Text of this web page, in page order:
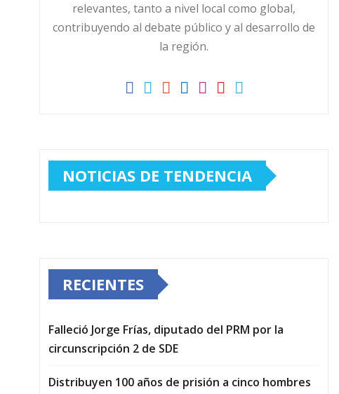
relevantes, tanto a nivel local como global,
contribuyendo al debate público y al desarrollo de
la región.
NOTICIAS DE TENDENCIA
RECIENTES
Falleció Jorge Frías, diputado del PRM por la
circunscripción 2 de SDE
Distribuyen 100 años de prisión a cinco hombres